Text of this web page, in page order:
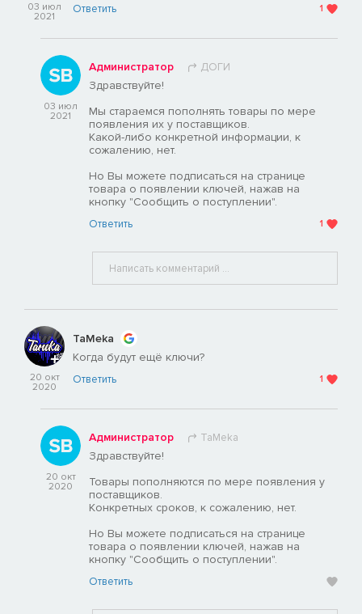
03 июл
2021
Ответить 1
03 июл
2021
Администратор ДОГИ
Здравствуйте!
Мы стараемся пополнять товары по мере
появления их у поставщиков.
Какой-либо конкретной информации, к
сожалению, нет.
Но Вы можете подписаться на странице
товара о появлении ключей, нажав на
кнопку "Сообщить о поступлении".
Ответить 1
20 окт
2020
TaMeka
Когда будут ещё ключи?
Ответить 1
20 окт
2020
Администратор TaMeka
Здравствуйте!
Товары пополняются по мере появления у
поставщиков.
Конкретных сроков, к сожалению, нет.
Но Вы можете подписаться на странице
товара о появлении ключей, нажав на
кнопку "Сообщить о поступлении".
Ответить